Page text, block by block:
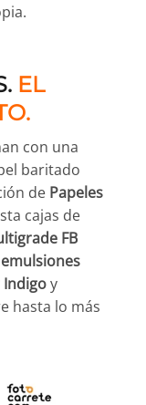
EL
con una
baritado
de Papeles
cajas de
FB
y
hasta lo más